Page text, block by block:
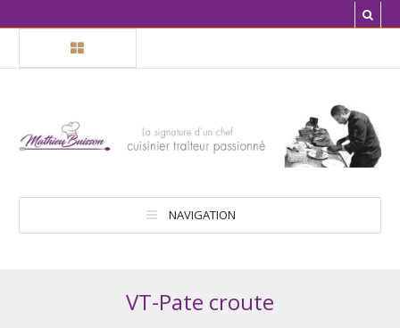
NAVIGATION
VT-Pate croute